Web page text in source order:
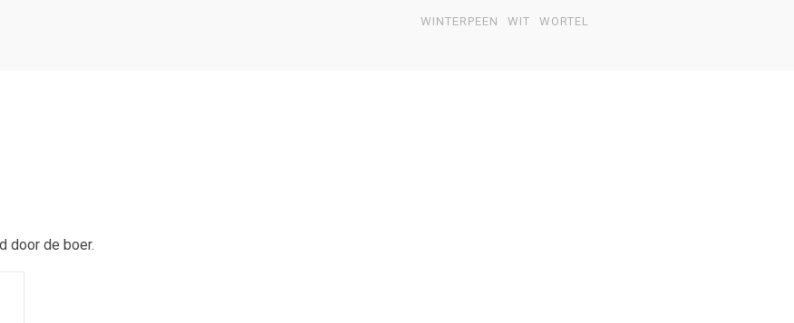
WINTERPEEN
WIT WORTEL
door de boer.